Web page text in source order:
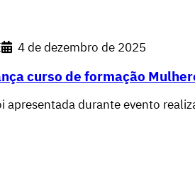
4 de dezembro de 2025
curso de formação
apresentada durante evento